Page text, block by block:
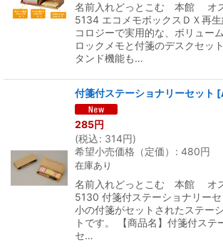
名前入れどっとこむ 本館 オ
5134 エコメモボックスＤＸ再
コロジーで実用的な、ボリュー
ロックメモと付箋のデスクセッ
タンド機能も…
付箋付ステーショナリーセット [
285円
(税込: 314円)
希望小売価格（定価）
: 480円
在庫あり
名前入れどっとこむ 本館 オ
5130 付箋付ステーショナリー
小の付箋がセットされたステー
トです。 【商品名】付箋付ステ
セ…